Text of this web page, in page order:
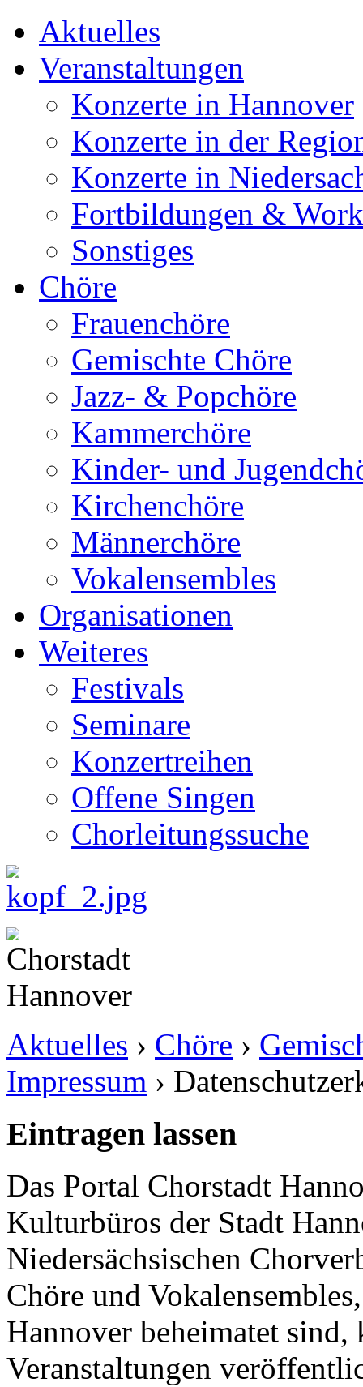
Aktuelles
Veranstaltungen
Konzerte in Hannover
Konzerte in der
Konzerte in
Fortbildungen &
Sonstiges
Chöre
Frauenchöre
Gemischte Chöre
Jazz- & Popchöre
Kammerchöre
Kinder- und
Kirchenchöre
Männerchöre
Vokalensembles
Organisationen
Weiteres
Festivals
Seminare
Konzertreihen
Offene Singen
Chorleitungssuche
Aktuelles › Chöre ›
Impressum ›
Eintragen lassen
Das Portal Chorstadt
Kulturbüros der Stadt
Niedersächsischen
Chöre und
Hannover beheimatet sind,
Veranstaltungen